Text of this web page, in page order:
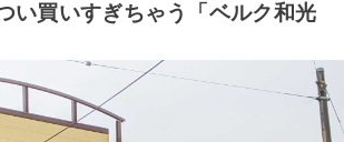
い買いすぎちゃう「ベルク和光